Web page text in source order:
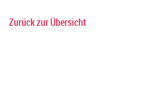
Zurück zur Übersicht